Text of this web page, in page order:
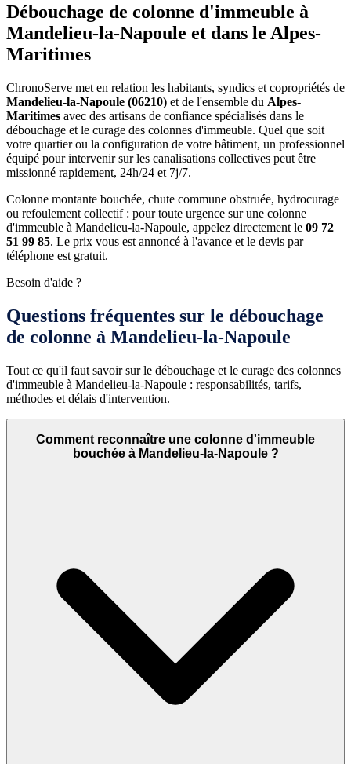
Débouchage de colonne d'immeuble à
Mandelieu-la-Napoule et dans le Alpes-
Maritimes
ChronoServe met en relation les habitants, syndics et copropriétés de
Mandelieu-la-Napoule (06210) et de l'ensemble du Alpes-
Maritimes avec des artisans de confiance spécialisés dans le
débouchage et le curage des colonnes d'immeuble. Quel que soit
votre quartier ou la configuration de votre bâtiment, un professionnel
équipé pour intervenir sur les canalisations collectives peut être
missionné rapidement, 24h/24 et 7j/7.
Colonne montante bouchée, chute commune obstruée, hydrocurage
ou refoulement collectif : pour toute urgence sur une colonne
d'immeuble à Mandelieu-la-Napoule, appelez directement le 09 72
51 99 85. Le prix vous est annoncé à l'avance et le devis par
téléphone est gratuit.
Besoin d'aide ?
Questions fréquentes sur le débouchage
de colonne à Mandelieu-la-Napoule
Tout ce qu'il faut savoir sur le débouchage et le curage des colonnes
d'immeuble à Mandelieu-la-Napoule : responsabilités, tarifs,
méthodes et délais d'intervention.
Comment reconnaître une colonne d'immeuble
bouchée à Mandelieu-la-Napoule ?